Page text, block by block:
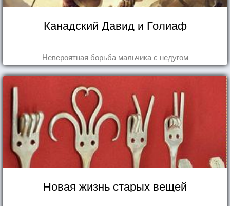
Канадский Давид и Голиаф
Невероятная борьба мальчика с недугом
Новая жизнь старых вещей